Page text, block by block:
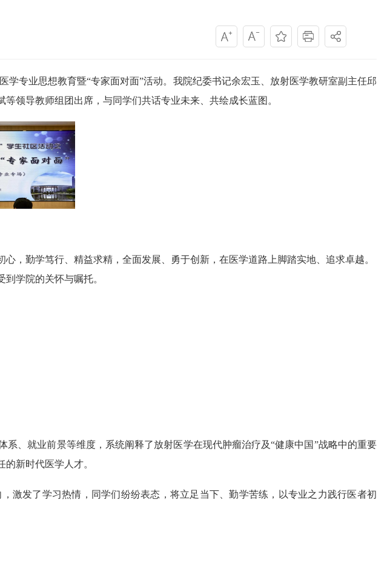
学专业思想教育暨“专家面对面”活动。我院纪委书记余宏玉、放射医学教研室副主任邱
领导教师组团出席，与同学们共话专业未来、共绘成长蓝图。
，勤学笃行、精益求精，全面发展、勇于创新，在医学道路上脚踏实地、追求卓越。
学院的关怀与嘱托。
系、就业前景等维度，系统阐释了放射医学在现代肿瘤治疗及“健康中国”战略中的重要
新时代医学人才。
激发了学习热情，同学们纷纷表态，将立足当下、勤学苦练，以专业之力践行医者初